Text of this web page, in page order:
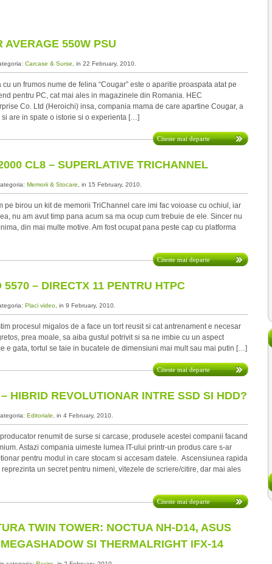
AVERAGE 550W PSU
Carcase & Surse , in 22 February, 2010.
un frumos nume de felina “Cougar” este o aparitie proaspata atat pe
pentru PC, cat mai ales in magazinele din Romania. HEC
Co. Ltd (Heroichi) insa, compania mama de care apartine Cougar, a
are in spate o istorie si o experienta […]
Citeste mai departe
CL8 – SUPERLATIVE TRICHANNEL
Memorii & Stocare , in 15 February, 2010.
pe birou un kit de memorii TriChannel care imi fac voioase cu ochiul, iar
nu am avut timp pana acum sa ma ocup cum trebuie de ele. Sincer nu
din mai multe motive. Am fost ocupat pana peste cap cu platforma
Citeste mai departe
– DIRECTX 11 PENTRU HTPC
Placi video, in 9 February, 2010.
procesul migalos de a face un tort reusit si cat antrenament e necesar
prea moale, sa aiba gustul potrivit si sa ne imbie cu un aspect
e gata, tortul se taie in bucatele de dimensiuni mai mult sau mai putin […]
Citeste mai departe
HIBRID REVOLUTIONAR INTRE SSD SI HDD?
Editoriale , in 4 February, 2010.
renumit de surse si carcase, produsele acestei companii facand
Astazi compania uimeste lumea IT-ului printr-un produs care s-ar
pentru modul in care stocam si accesam datele. Ascensiunea rapida
un secret pentru nimeni, vitezele de scriere/citire, dar mai ales
Citeste mai departe
TWIN TOWER: NOCTUA NH-D14, ASUS
SI THERMALRIGHT IFX-14